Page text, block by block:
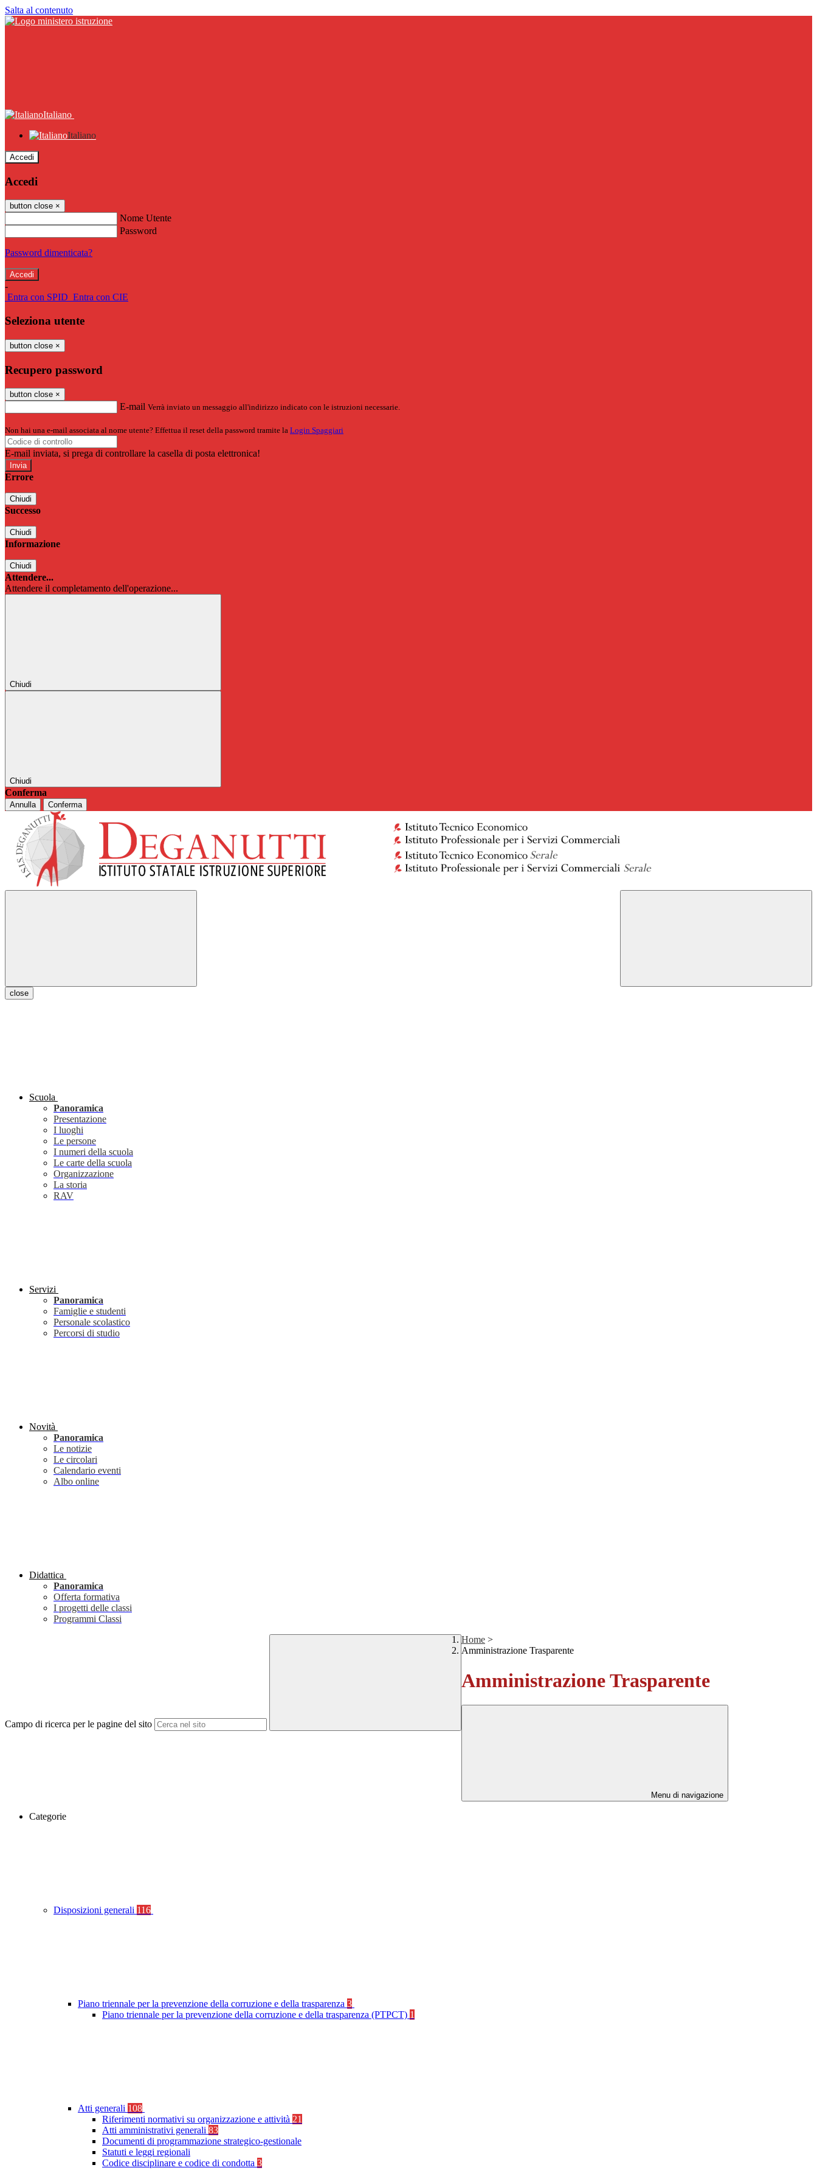
Salta al contenuto
Italiano
Italiano
Accedi
Accedi
button close ×
Nome Utente
Password
Password dimenticata?
-
Entra con SPID Entra con CIE
Seleziona utente
button close ×
Recupero password
button close ×
E-mail Verrà inviato un messaggio all'indirizzo indicato con le istruzioni necessarie.
Non hai una e-mail associata al nome utente? Effettua il reset della password tramite la Login Spaggiari
E-mail inviata, si prega di controllare la casella di posta elettronica!
Errore
Chiudi
Successo
Chiudi
Informazione
Chiudi
Attendere...
Attendere il completamento dell'operazione...
Chiudi
Chiudi
Conferma
Annulla Conferma
close
Scuola
Panoramica
Presentazione
I luoghi
Le persone
I numeri della scuola
Le carte della scuola
Organizzazione
La storia
RAV
Servizi
Panoramica
Famiglie e studenti
Personale scolastico
Percorsi di studio
Novità
Panoramica
Le notizie
Le circolari
Calendario eventi
Albo online
Didattica
Panoramica
Offerta formativa
I progetti delle classi
Programmi Classi
Campo di ricerca per le pagine del sito
Home >
Amministrazione Trasparente
Amministrazione Trasparente
Menu di navigazione
Categorie
Disposizioni generali 116
Piano triennale per la prevenzione della corruzione e della trasparenza 3
Piano triennale per la prevenzione della corruzione e della trasparenza (PTPCT) 1
Atti generali 108
Riferimenti normativi su organizzazione e attività 21
Atti amministrativi generali 83
Documenti di programmazione strategico-gestionale
Statuti e leggi regionali
Codice disciplinare e codice di condotta 3